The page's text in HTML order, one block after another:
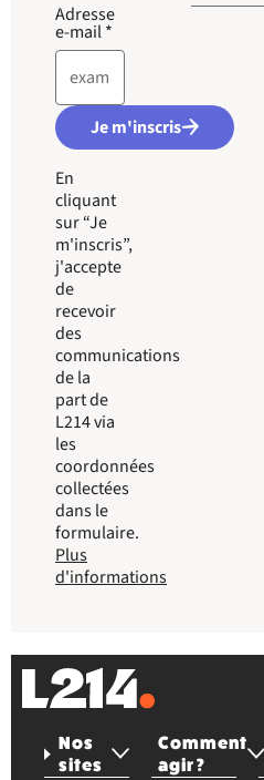
Adresse
e-mail*
Je m'inscris
En
cliquant
sur “Je
m'inscris”,
j'accepte
de
recevoir
des
communications
de la
part de
L214 via
les
coordonnées
collectées
dans le
formulaire.
Plus
d'informations
Nos
sites
Comment
agir ?